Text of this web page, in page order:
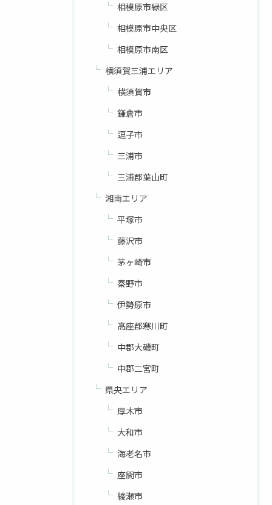
相模原市緑区
相模原市中央区
相模原市南区
横須賀三浦エリア
横須賀市
鎌倉市
逗子市
三浦市
三浦郡葉山町
湘南エリア
平塚市
藤沢市
茅ヶ崎市
秦野市
伊勢原市
高座郡寒川町
中郡大磯町
中郡二宮町
県央エリア
厚木市
大和市
海老名市
座間市
綾瀬市